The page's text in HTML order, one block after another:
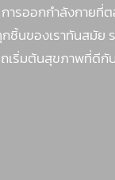
รออกกำลังกายที่ต
นของเราทันสมัย
เริ่มต้นสุขภาพที่ดีกั